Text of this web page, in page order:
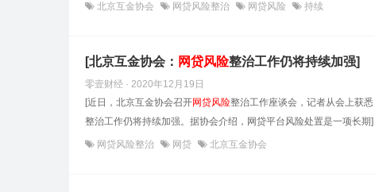
北京互金协会 网贷风险整治 网贷风险 持续
[北京互金协会： 网贷风险整治工作仍将持续加强]
零壹财经 · 2020年12月19日
[近日，北京互金协会召开网贷风险整治工作座谈会，记者从会上获
整治工作仍将持续加强。据协会介绍，网贷平台风险处置是一项长期]
网贷风险整治 网贷 北京互金协会